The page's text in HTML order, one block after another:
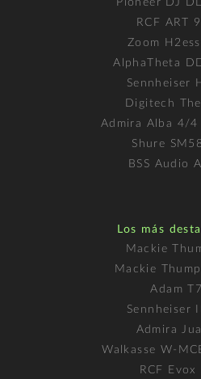
RCF ART
Zoom
AlphaTheta
Sennheiser
Digitech
Admira Alba 4/
Shure
BSS Audio
Los más
Mackie
Mackie
Adam
Sennheiser
Admira
Walkasse W-
RCF Evox